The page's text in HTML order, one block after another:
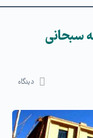
سبحانی
دیدگاه